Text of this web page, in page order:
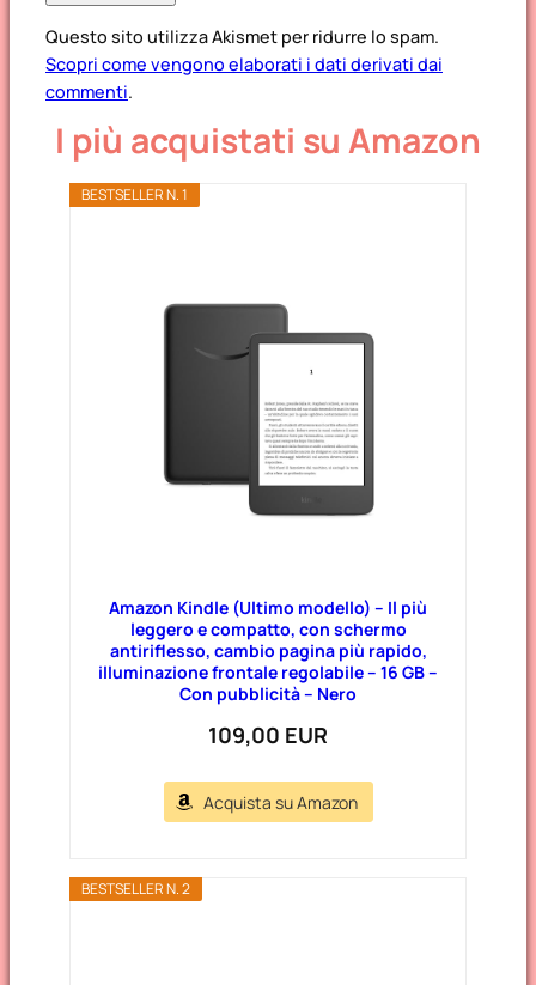
Questo sito utilizza Akismet per ridurre lo spam.
Scopri come vengono elaborati i dati derivati dai
commenti.
I più acquistati su Amazon
BESTSELLER N. 1
Amazon Kindle (Ultimo modello) – Il più
leggero e compatto, con schermo
antiriflesso, cambio pagina più rapido,
illuminazione frontale regolabile – 16 GB –
Con pubblicità – Nero
109,00 EUR
Acquista su Amazon
BESTSELLER N. 2